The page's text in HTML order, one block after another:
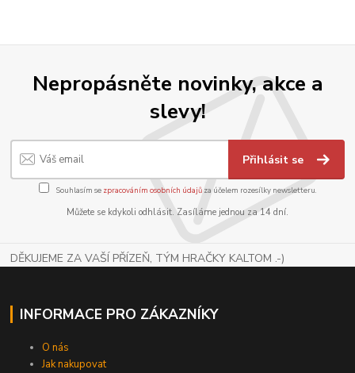
Nepropásněte novinky, akce a
slevy!
Přihlásit se
Souhlasím se zpracováním osobních údajůza účelem rozesílky newsletteru.
Můžete se kdykoli odhlásit. Zasíláme jednou za 14 dní.
DĚKUJEME ZA VAŠÍ PŘÍZEŇ, TÝM HRAČKY KALTOM .-)
INFORMACE PRO ZÁKAZNÍKY
O nás
Jak nakupovat